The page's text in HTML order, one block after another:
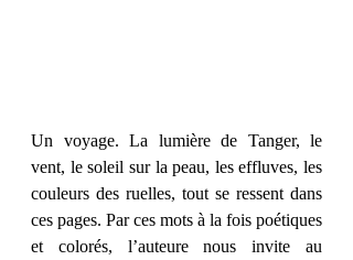
Un voyage. La lumière de Tanger, le
vent, le soleil sur la peau, les effluves, les
couleurs des ruelles, tout se ressent dans
ces pages. Par ces mots à la fois poétiques
et colorés, l’auteure nous invite au